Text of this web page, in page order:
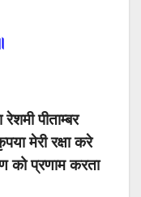
रेशमी पीताम्बर
मेरी रक्षा करे
को प्रणाम करता